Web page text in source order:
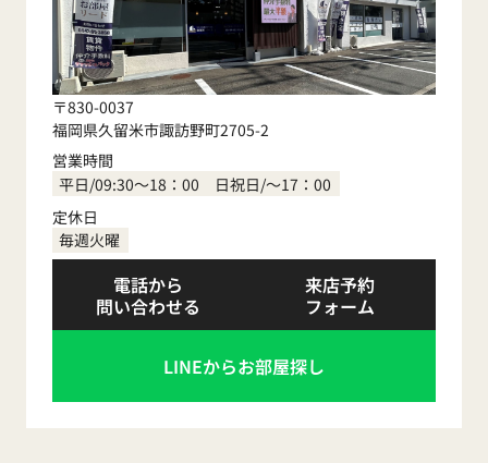
〒830-0037
福岡県久留米市諏訪野町2705-2
営業時間
平日/09:30～18：00 日祝日/～17：00
定休日
毎週火曜
電話から
問い合わせる
来店予約
フォーム
LINEからお部屋探し